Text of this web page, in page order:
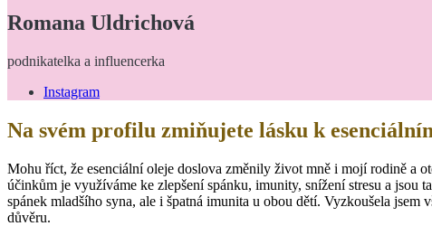
Romana Uldrichová
podnikatelka a influencerka
Instagram
Na svém profilu zmiňujete lásku k
Mohu říct, že esenciální oleje doslova změnily život mně i mojí rodině a
účinkům je využíváme ke zlepšení spánku, imunity, snížení stresu a
spánek mladšího syna, ale i špatná imunita u obou dětí. Vyzkoušela
důvěru.